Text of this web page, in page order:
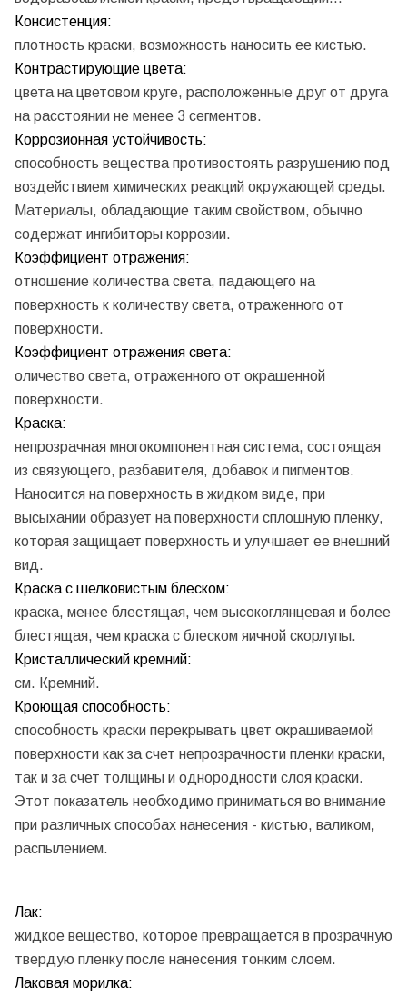
Консистенция:
плотность краски, возможность наносить ее кистью.
Контрастирующие цвета:
цвета на цветовом круге, расположенные друг от друга
на расстоянии не менее 3 сегментов.
Коррозионная устойчивость:
способность вещества противостоять разрушению под
воздействием химических реакций окружающей среды.
Материалы, обладающие таким свойством, обычно
содержат ингибиторы коррозии.
Коэффициент отражения:
отношение количества света, падающего на
поверхность к количеству света, отраженного от
поверхности.
Коэффициент отражения света:
оличество света, отраженного от окрашенной
поверхности.
Краска:
непрозрачная многокомпонентная система, состоящая
из связующего, разбавителя, добавок и пигментов.
Наносится на поверхность в жидком виде, при
высыхании образует на поверхности сплошную пленку,
которая защищает поверхность и улучшает ее внешний
вид.
Краска с шелковистым блеском:
краска, менее блестящая, чем высокоглянцевая и более
блестящая, чем краска с блеском яичной скорлупы.
Кристаллический кремний:
см. Кремний.
Кроющая способность:
способность краски перекрывать цвет окрашиваемой
поверхности как за счет непрозрачности пленки краски,
так и за счет толщины и однородности слоя краски.
Этот показатель необходимо приниматься во внимание
при различных способах нанесения - кистью, валиком,
распылением.
Лак:
жидкое вещество, которое превращается в прозрачную
твердую пленку после нанесения тонким слоем.
Лаковая морилка: